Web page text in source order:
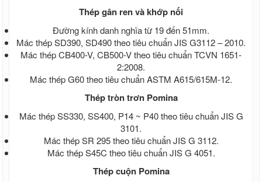
Thép gân ren và khớp nối
Đường kính danh nghĩa từ 19 đến 51mm.
Mác thép SD390, SD490 theo tiêu chuẩn JIS G3112 – 2010.
Mác thép CB400-V, CB500-V theo tiêu chuẩn TCVN 1651-
2:2008.
Mác thép G60 theo tiêu chuẩn ASTM A615/615M-12.
Thép tròn trơn Pomina
Mác thép SS330, SS400, P14 ~ P40 theo tiêu chuẩn JIS G
3101.
Mác thép SR 295 theo tiêu chuẩn JIS G 3112.
Mác thép S45C theo tiêu chuẩn JIS G 4051.
Thép cuộn Pomina